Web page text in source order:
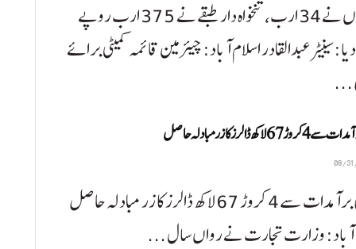
تاجروں نے 34 ارب،تنخواہ دار طبقے نے 375 ارب روپے
عبدالقادر اسلام آباد: چیئرمین قائمہ کمیٹی برائے
...
لاکھ ڈالرز کا زر مبادلہ حاصل
آم کی برآمدات سے 4 کروڑ 67 لاکھ ڈالرز کا زر مبادلہ حاصل
آباد: وزارت تجارت نے رواں سال ...